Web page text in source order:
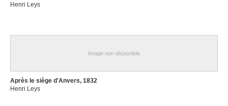
Henri Leys
Image non disponible
Après le siège d'Anvers, 1832
Henri Leys